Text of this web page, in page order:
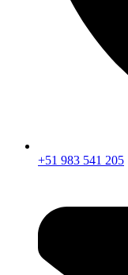
+51 983 541 205